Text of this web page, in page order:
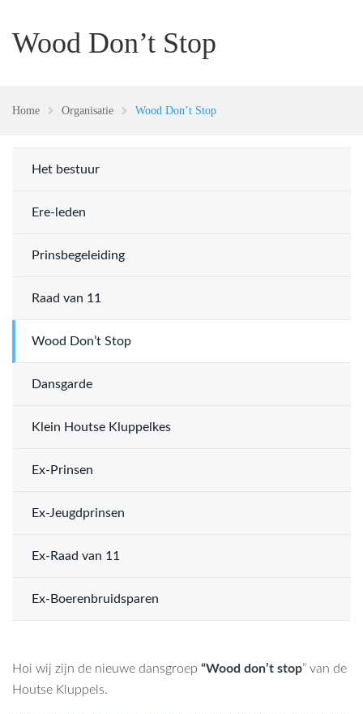
Wood Don’t Stop
Home Organisatie Wood Don’t Stop
Het bestuur
Ere-leden
Prinsbegeleiding
Raad van 11
Wood Don’t Stop
Dansgarde
Klein Houtse Kluppelkes
Ex-Prinsen
Ex-Jeugdprinsen
Ex-Raad van 11
Ex-Boerenbruidsparen
Hoi wij zijn de nieuwe dansgroep “Wood don’t stop” van de
Houtse Kluppels.